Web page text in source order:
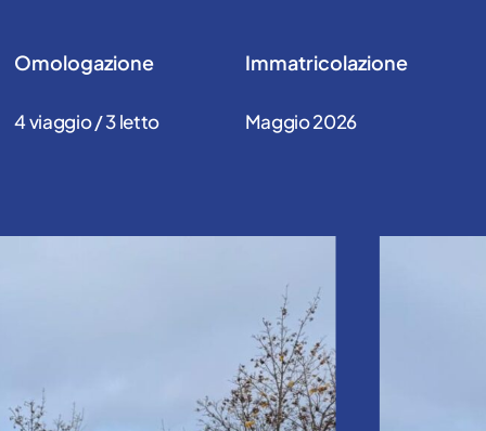
Omologazione
4 viaggio / 3 letto
Immatricolazione
Maggio 2026